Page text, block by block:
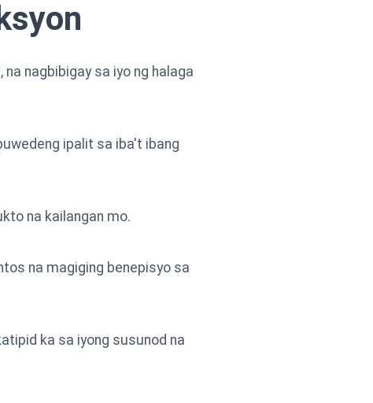
nagbibigay sa iyo ng halaga
ipalit sa iba't ibang
na kailangan mo.
na magiging benepisyo sa
ka sa iyong susunod na